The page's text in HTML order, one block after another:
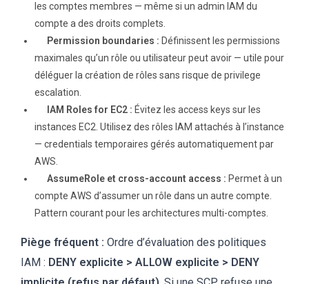
les comptes membres — même si un admin IAM du
compte a des droits complets.
Permission boundaries : Définissent les permissions
maximales qu’un rôle ou utilisateur peut avoir — utile pour
déléguer la création de rôles sans risque de privilege
escalation.
IAM Roles for EC2 : Évitez les access keys sur les
instances EC2. Utilisez des rôles IAM attachés à l’instance
— credentials temporaires gérés automatiquement par
AWS.
AssumeRole et cross-account access : Permet à un
compte AWS d’assumer un rôle dans un autre compte.
Pattern courant pour les architectures multi-comptes.
Piège fréquent : Ordre d’évaluation des politiques
IAM : DENY explicite > ALLOW explicite > DENY